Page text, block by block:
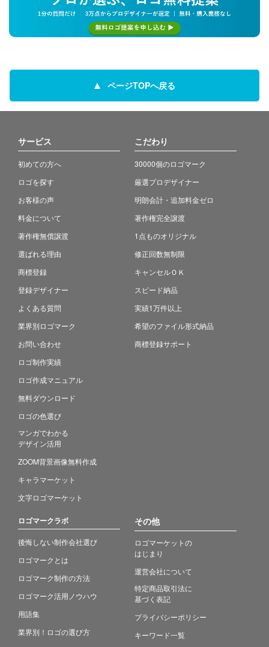
ページTOPへ戻る
サービス
初めての方へ
ロゴを探す
お客様の声
料金について
著作権無償譲渡
選ばれる理由
商標登録
登録デザイナー
よくある質問
業界別ロゴマーク
お問い合わせ
ロゴ制作実績
ロゴ作成マニュアル
無料ダウンロード
ロゴの色選び
マンガでわかる
デザイン活用
ZOOM背景画像無料作成
キャラマーケット
文字ロゴマーケット
こだわり
30000個のロゴマーク
厳選プロデザイナー
明朗会計・追加料金ゼロ
著作権完全譲渡
1点ものオリジナル
修正回数無制限
キャンセルＯＫ
スピード納品
実績1万件以上
希望のファイル形式納品
商標登録サポート
ロゴマークラボ
後悔しない制作会社選び
ロゴマークとは
ロゴマーク制作の方法
ロゴマーク活用ノウハウ
用語集
業界別！ロゴの選び方
その他
ロゴマーケットの
はじまり
運営会社について
特定商品取引法に
基づく表記
プライバシーポリシー
キーワード一覧